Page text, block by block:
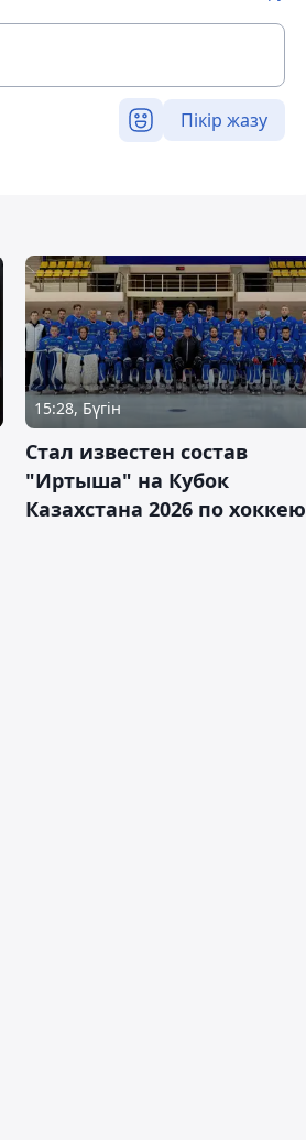
Пікір жазу
15:28, Бүгін
Стал известен состав
"Иртыша" на Кубок
Казахстана 2026 по хоккею